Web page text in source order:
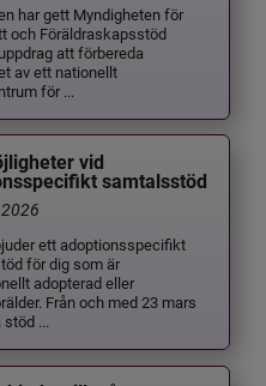
har gett Myndigheten för
och Föräldraskapsstöd
att förbereda
av ett nationellt
för ...
vid
samtalsstöd
ett adoptionsspecifikt
för dig som är
adopterad eller
Från och med 23 mars
...